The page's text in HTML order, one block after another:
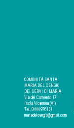
COMUNITÁ SANTA
MARIA DEL CENGIO
DEI SERVI DI MARIA
Via del Convento 17 –
Isola Vicentina (VI)
Tel. 0444 976131
mariadelcengio@gmail.com